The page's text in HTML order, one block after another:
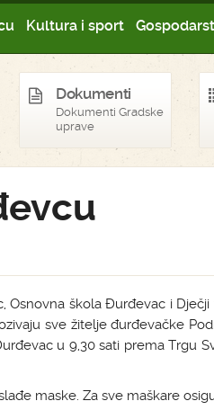
Kultura i sport
Dokumenti
Dokumenti Gradske
uprave
Osnovna škola Đurđevac i
sve žitelje đurđevačke
u 9,30 sati prema Trgu
maske. Za sve maškare